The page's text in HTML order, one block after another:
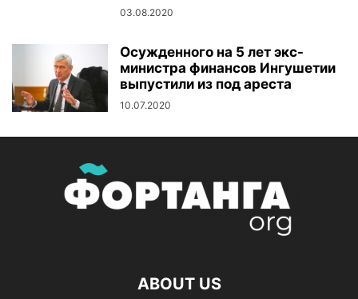
03.08.2020
Осужденного на 5 лет экс-
министра финансов Ингушетии
выпустили из под ареста
10.07.2020
ABOUT US